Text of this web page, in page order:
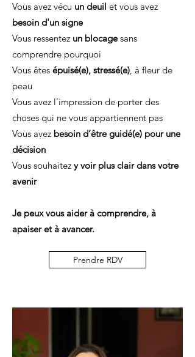
Vous avez vécu un deuil et vous avez
besoin d'un signe
Vous ressentez un blocagesans
comprendre pourquoi
Vous êtes épuisé(e), stressé(e), à fleur de
peau
Vous avez l’impression de porter des
choses qui ne vous appartiennent pas
Vous avez besoin d’être guidé(e) pour une
décision
Vous souhaitez y voir plus clair dans votre
avenir
Je peux vous aider à comprendre, à
apaiser et à avancer.
Prendre RDV